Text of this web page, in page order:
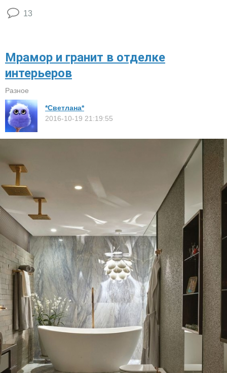
13
Мрамор и гранит в отделке
интерьеров
Разное
*Светлана*
2016-10-19 21:19:55